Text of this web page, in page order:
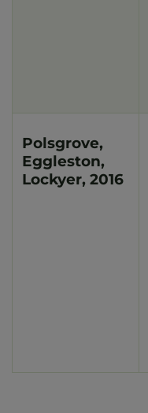
Polsgrove,
Eggleston,
Lockyer, 2016